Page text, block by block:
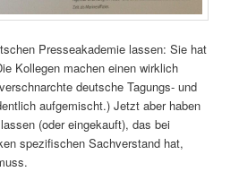
Presseakademie lassen: Sie hat
Kollegen machen einen wirklich
deutsche Tagungs- und
aufgemischt.) Jetzt aber haben
(oder eingekauft), das bei
spezifischen Sachverstand hat,